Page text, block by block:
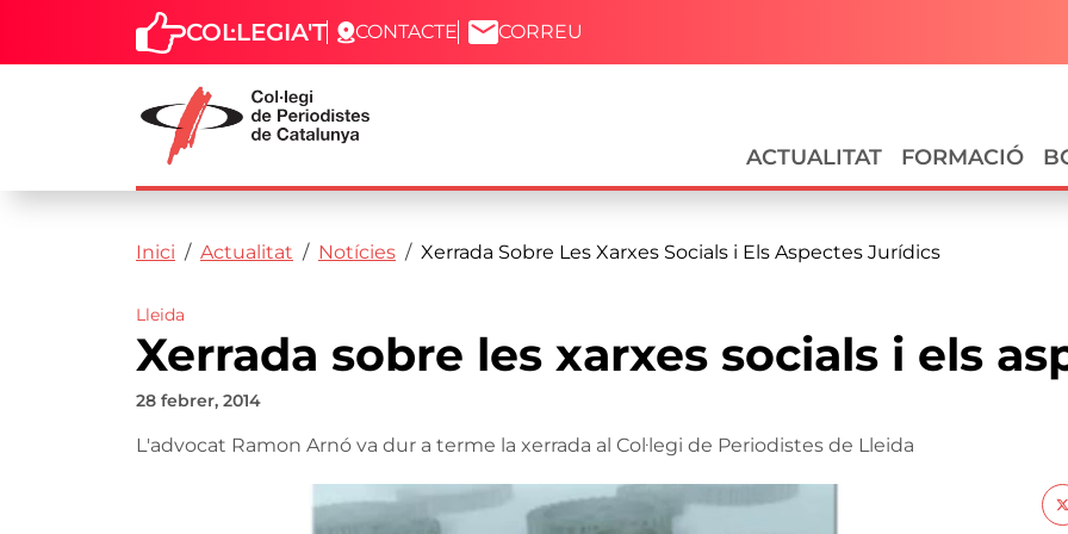
Vés al contingut
Capçalera
COL·LEGIA'T CONTACTE CORREU
Navegació principal
ACTUALITAT FORMACIÓ
Fil d'ariadna
Inici Actualitat Notícies Xerrada Sobre Les Xarxes Socials i Els Aspectes Jurídics
Lleida
Xerrada sobre les xarxes socials i els
28 febrer, 2014
L'advocat Ramon Arnó va dur a terme la xerrada al Col·legi de Periodistes de Lleida